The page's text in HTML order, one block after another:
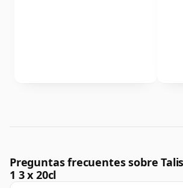
Preguntas frecuentes sobre
1 3 x 20cl